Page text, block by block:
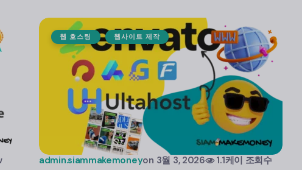
웹 호스팅 웹사이트 제작
admin.siammakemoneyon 3월 3, 2026 1.1케이 조회수